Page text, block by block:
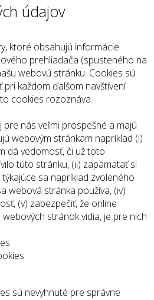
údajov
ktoré obsahujú informácie.
prehliadača (spusteného na
webovú stránku. Cookies sú
každom ďalšom navštívení
cookies rozoznáva.
pre nás veľmi prospešné a majú
webovým stránkam napríklad (i)
dá vedomosť, či už toto
túto stránku, (ii) zapamätať si
sa napríklad zvoleného
webová stránka používa, (iv)
(v) zabezpečiť, že online
stránok vidia, je pre nich
sú nevyhnuté pre správne